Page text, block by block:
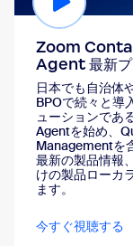
Zoom
Agent 最新プ
日本でも自治体
BPOで続々と導
ューションであ
Agentを始め、
Managementを
最新の製品情報
けの製品ローカ
ます。
今すぐ視聴する